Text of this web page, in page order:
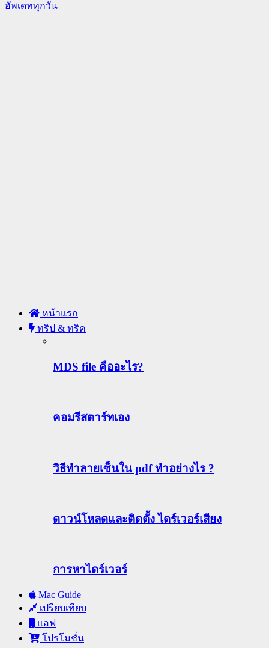
อัพเดททุกวัน
หน้าแรก
ทริป & ทริค
MDS file คืออะไร?
คอมรีสตาร์ทเอง
วิธีทําลายเซ็นใน pdf ทำอย่างไร ?
ดาวน์โหลดและติดตั้ง ไดร์เวอร์เสียง
การหาไดร์เวอร์
Mac Guide
เปรียบเทียบ
แอฟ
โปรโมชั่น